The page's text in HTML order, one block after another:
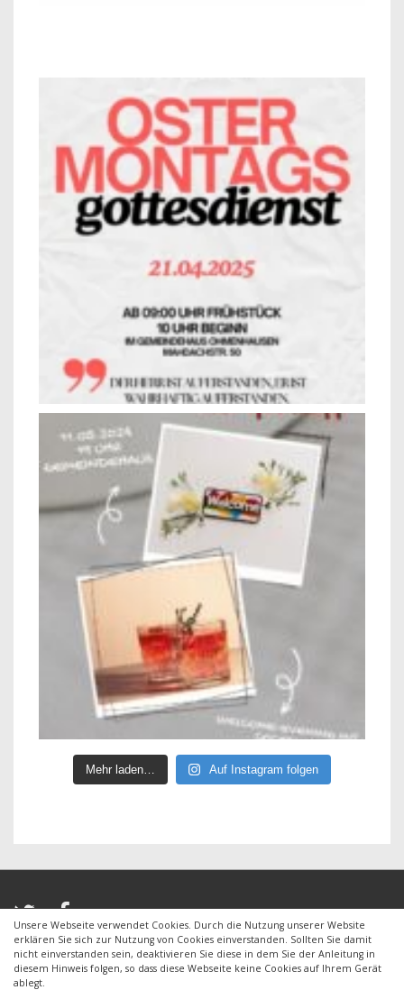
Unsere Webseite verwendet Cookies. Durch die Nutzung unserer Website
erklären Sie sich zur Nutzung von Cookies einverstanden. Sollten Sie damit
nicht einverstanden sein, deaktivieren Sie diese in dem Sie der Anleitung in
diesem Hinweis folgen, so dass diese Webseite keine Cookies auf Ihrem Gerät
ablegt.
Mehr laden… Auf Instagram folgen
Copyright © 2026